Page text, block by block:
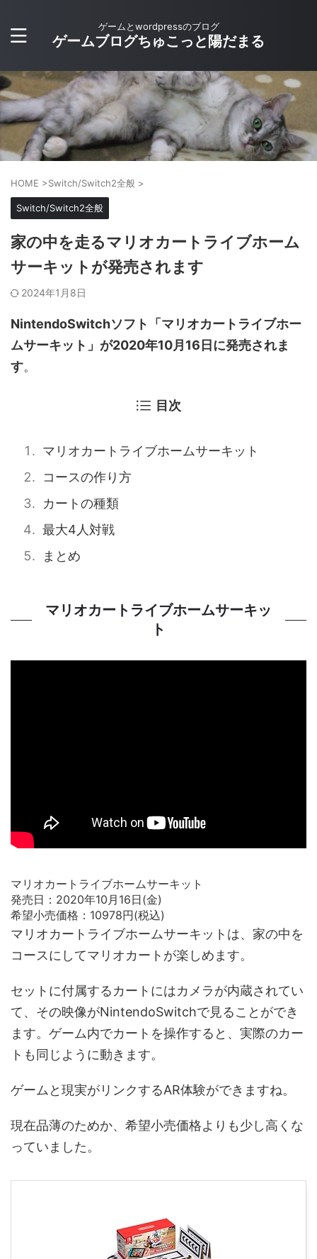
ゲームとwordpressのブログ
ゲームブログちゅこっと陽だまる
HOME >Switch/Switch2全般 >
Switch/Switch2全般
家の中を走るマリオカートライブホーム
サーキットが発売されます
2024年1月8日
NintendoSwitchソフト「マリオカートライブホー
ムサーキット」が2020年10月16日に発売されま
す。
目次
マリオカートライブホームサーキット
コースの作り方
カートの種類
最大4人対戦
まとめ
マリオカートライブホームサーキッ
ト
マリオカートライブホームサーキット
発売日：2020年10月16日(金)
希望小売価格：10978円(税込)
マリオカートライブホームサーキットは、家の中を
コースにしてマリオカートが楽しめます。
セットに付属するカートにはカメラが内蔵されてい
て、その映像がNintendoSwitchで見ることができ
ます。ゲーム内でカートを操作すると、実際のカー
トも同じように動きます。
ゲームと現実がリンクするAR体験ができますね。
現在品薄のためか、希望小売価格よりも少し高くな
っていました。